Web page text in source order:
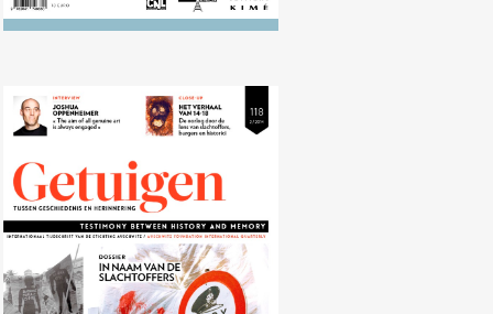
Nr. 118 (09/2014) Dictatuur en
terreur in Argentinië, Chili en
Uruguay